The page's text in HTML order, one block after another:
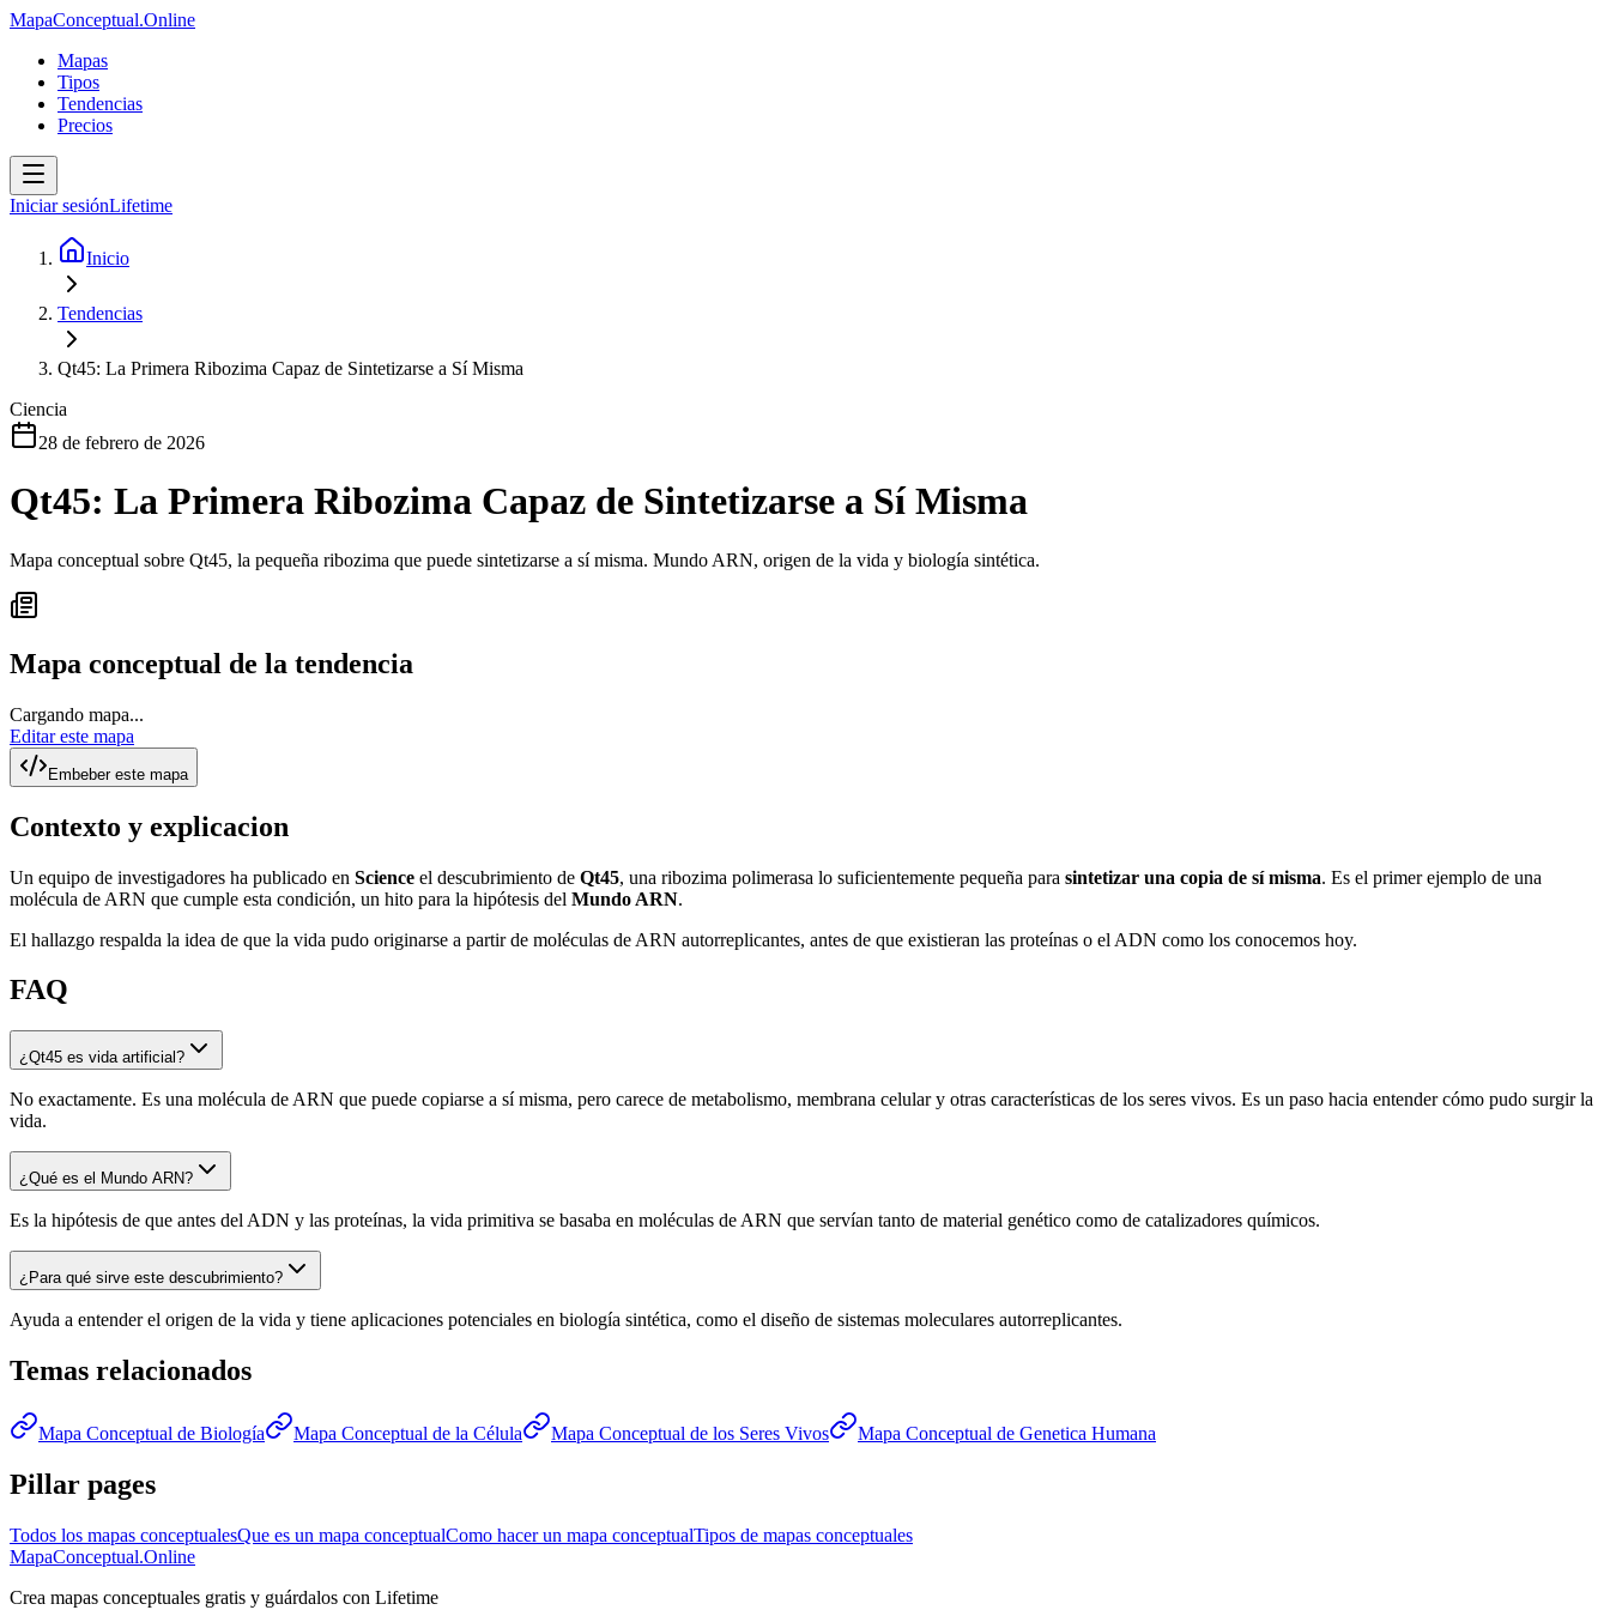
MapaConceptual.Online
Mapas
Tipos
Tendencias
Precios
Iniciar sesiónLifetime
Inicio
Tendencias
Qt45: La Primera Ribozima Capaz de Sintetizarse a Sí Misma
Ciencia
28 de febrero de 2026
Qt45: La Primera Ribozima Capaz de Sintetizarse a Sí Misma
Mapa conceptual sobre Qt45, la pequeña ribozima que puede sintetizarse a sí misma. Mundo ARN, origen de la vida y biología sintética.
Mapa conceptual de la tendencia
Cargando mapa...
Editar este mapa
Embeber este mapa
Contexto y explicacion
Un equipo de investigadores ha publicado en Science el descubrimiento de Qt45, una ribozima polimerasa lo suficientemente pequeña para sintetizar una copia de sí misma. Es el primer ejemplo de una
molécula de ARN que cumple esta condición, un hito para la hipótesis del Mundo ARN.
El hallazgo respalda la idea de que la vida pudo originarse a partir de moléculas de ARN autorreplicantes, antes de que existieran las proteínas o el ADN como los conocemos hoy.
FAQ
¿Qt45 es vida artificial?
No exactamente. Es una molécula de ARN que puede copiarse a sí misma, pero carece de metabolismo, membrana celular y otras características de los seres vivos. Es un paso hacia entender cómo pudo surgir la
vida.
¿Qué es el Mundo ARN?
Es la hipótesis de que antes del ADN y las proteínas, la vida primitiva se basaba en moléculas de ARN que servían tanto de material genético como de catalizadores químicos.
¿Para qué sirve este descubrimiento?
Ayuda a entender el origen de la vida y tiene aplicaciones potenciales en biología sintética, como el diseño de sistemas moleculares autorreplicantes.
Temas relacionados
Mapa Conceptual de Biología Mapa Conceptual de la Célula Mapa Conceptual de los Seres Vivos Mapa Conceptual de Genetica Humana
Pillar pages
Todos los mapas conceptualesQue es un mapa conceptualComo hacer un mapa conceptualTipos de mapas conceptuales
MapaConceptual.Online
Crea mapas conceptuales gratis y guárdalos con Lifetime